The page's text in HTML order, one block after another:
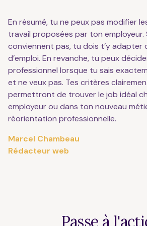
En résumé, tu ne peux pas modifier
travail proposées par ton employeur.
conviennent pas, tu dois t’y adapter
d’emploi. En revanche, tu peux
professionnel lorsque tu sais
et ne veux pas. Tes critères
permettront de trouver le job idéal
employeur ou dans ton nouveau
réorientation professionnelle.
Marcel Chambeau
Rédacteur web
Passe à